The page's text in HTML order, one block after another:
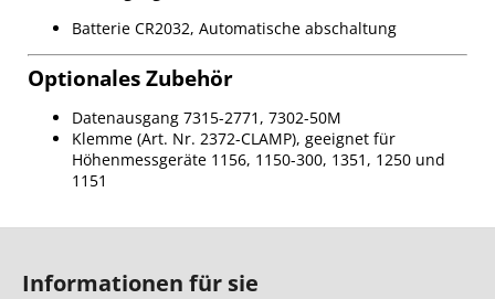
Batterie CR2032, Automatische abschaltung
Optionales Zubehör
Datenausgang 7315-2771, 7302-50M
Klemme (Art. Nr. 2372-CLAMP), geeignet für
Höhenmessgeräte 1156, 1150-300, 1351, 1250 und
1151
Informationen für sie